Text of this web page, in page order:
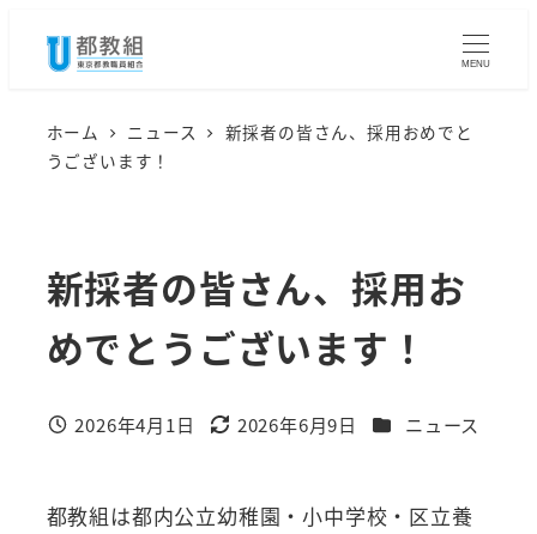
MENU
ホーム ニュース
新採者の皆さん、採用おめでと
うございます！
新採者の皆さん、採用お
めでとうございます！
投稿日
2026年4月1日
更新日
2026年6月9日 カテゴリー
ニュース
都教組は都内公立幼稚園・小中学校・区立養